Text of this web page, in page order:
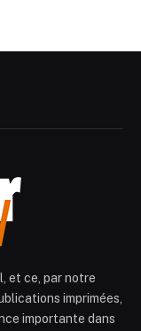
et ce, par notre
imprimées,
importante dans